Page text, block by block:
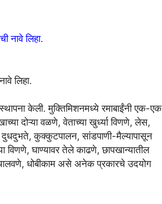
नावे लिहा.
लिहा.
स्थापना केली. मुक्तिमिशनमध्ये रमाबाईंनी एक-एक
दोऱ्या वळणे, वेताच्या खुर्ध्या विणणे, लेस,
दुधदुभते, कुक्कुटपालन, सांडपाणी-मैल्यापासून
घाण्यावर तेले काढणे, छापखान्यातील
धोबीकाम असे अनेक प्रकारचे उदयोग